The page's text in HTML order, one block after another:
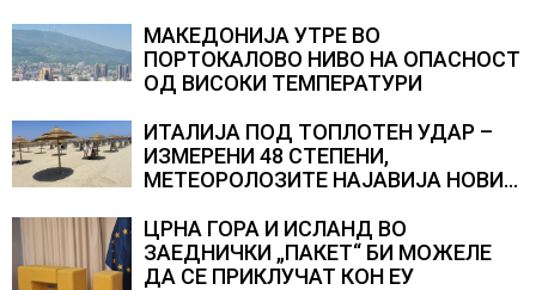
МАКЕДОНИЈА УТРЕ ВО
ПОРТОКАЛОВО НИВО НА ОПАСНОСТ
ОД ВИСОКИ ТЕМПЕРАТУРИ
ИТАЛИЈА ПОД ТОПЛОТЕН УДАР –
ИЗМЕРЕНИ 48 СТЕПЕНИ,
МЕТЕОРОЛОЗИТЕ НАЈАВИЈА НОВИ
АВГУСТ
ЦРНА ГОРА И ИСЛАНД ВО
ЗАЕДНИЧКИ „ПАКЕТ“ БИ МОЖЕЛЕ
ДА СЕ ПРИКЛУЧАТ КОН ЕУ